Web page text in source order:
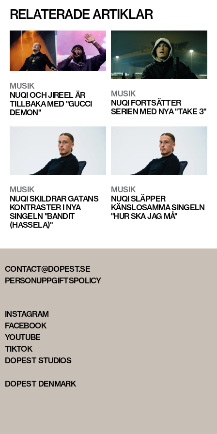
RELATERADE ARTIKLAR
MUSIK
NUQI OCH JIREEL ÄR
TILLBAKA MED "GUCCI
DEMON"
MUSIK
NUQI FORTSÄTTER
SERIEN MED NYA "TAKE 3"
MUSIK
NUQI SKILDRAR GATANS
KONTRASTER I NYA
SINGELN "BANDIT
(HASSELA)"
MUSIK
NUQI SLÄPPER
KÄNSLOSAMMA SINGELN
"HUR SKA JAG MÅ"
CONTACT@DOPEST.SE
PERSONUPPGIFTSPOLICY
INSTAGRAM
FACEBOOK
YOUTUBE
TIKTOK
DOPEST STUDIOS
DOPEST DENMARK